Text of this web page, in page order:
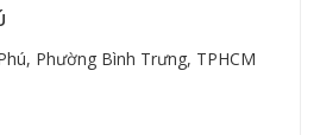
GOFOOD NGUYỄN VĂN LỘC
96 Nguyễn Văn Lộc, Phường Hà Đông,